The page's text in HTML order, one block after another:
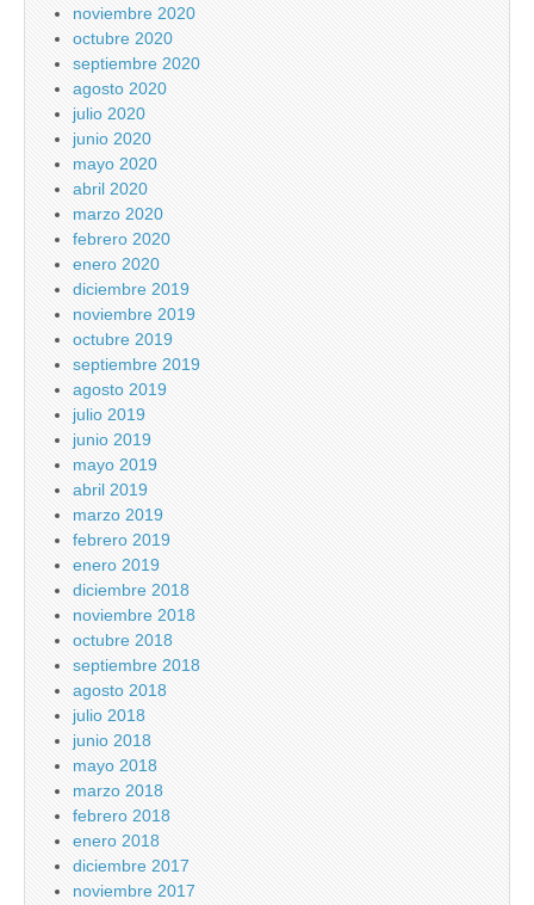
noviembre 2020
octubre 2020
septiembre 2020
agosto 2020
julio 2020
junio 2020
mayo 2020
abril 2020
marzo 2020
febrero 2020
enero 2020
diciembre 2019
noviembre 2019
octubre 2019
septiembre 2019
agosto 2019
julio 2019
junio 2019
mayo 2019
abril 2019
marzo 2019
febrero 2019
enero 2019
diciembre 2018
noviembre 2018
octubre 2018
septiembre 2018
agosto 2018
julio 2018
junio 2018
mayo 2018
marzo 2018
febrero 2018
enero 2018
diciembre 2017
noviembre 2017